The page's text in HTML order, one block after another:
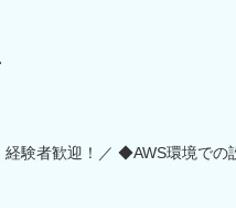
経験者歓迎！／ ◆AWS環境で